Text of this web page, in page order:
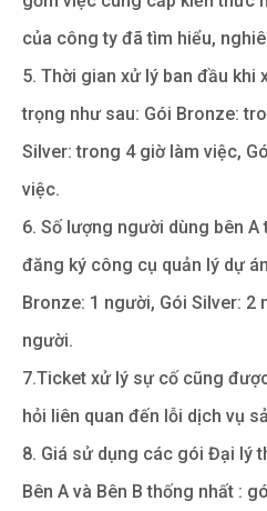
của công ty đã tìm hiểu,
5. Thời gian xử lý ban đầu khi
trọng như sau: Gói Bronze:
Silver: trong 4 giờ làm việc,
việc.
6. Số lượng người dùng bên
đăng ký công cụ quản lý dự
Bronze: 1 người, Gói Silver: 2
người.
7.Ticket xử lý sự cố cũng
hỏi liên quan đến lỗi dịch vụ
8. Giá sử dụng các gói Đại lý
Bên A và Bên B thống nhất :